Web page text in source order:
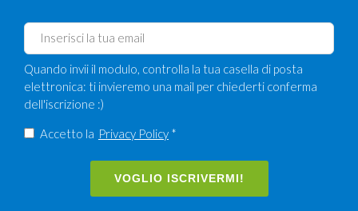
Quando invii il modulo, controlla la tua casella di posta
elettronica: ti invieremo una mail per chiederti conferma
dell'iscrizione :)
Accetto la Privacy Policy *
VOGLIO ISCRIVERMI!